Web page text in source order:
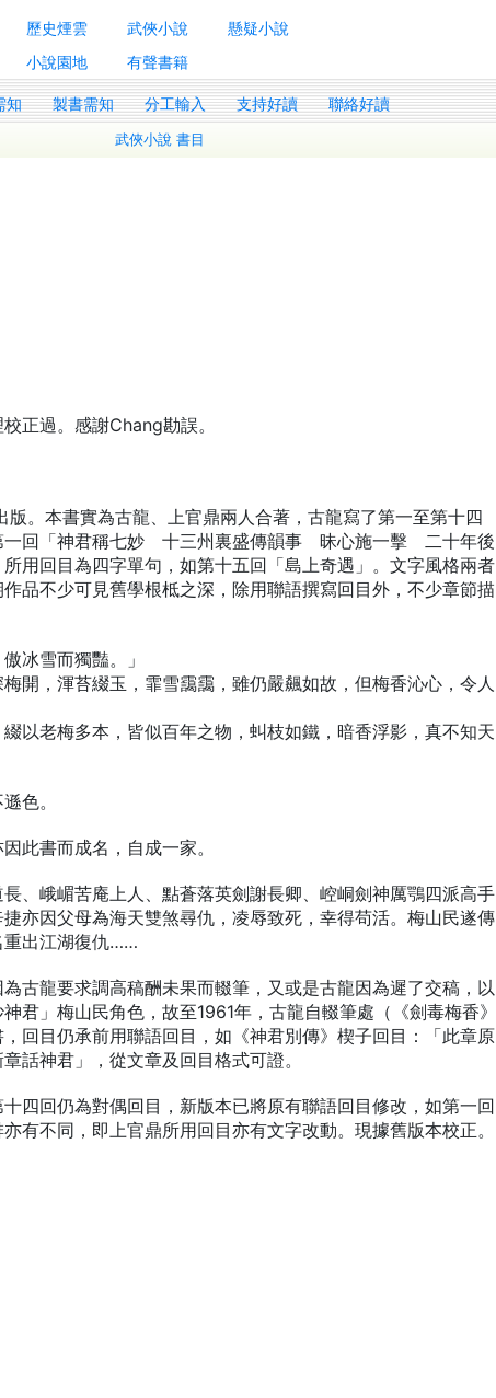
歷史煙雲 武俠小說
懸疑小說
小說園地 有聲書籍
知 製書需知 分工輸入 支持好讀 聯絡好讀
武俠小說 書目
正過。感謝Chang勘誤。
版。本書實為古龍、上官鼎兩人合著，古龍寫了第一至第十四
一回「神君稱七妙 十三州裏盛傳韻事 昧心施一擊 二十年後
用回目為四字單句，如第十五回「島上奇遇」。文字風格兩者
品不少可見舊學根柢之深，除用聯語撰寫回目外，不少章節描
冰雪而獨豔。」
，渾苔綴玉，霏雪靄靄，雖仍嚴飆如故，但梅香沁心，令人
老梅多本，皆似百年之物，虯枝如鐵，暗香浮影，真不知天
色。
此書而成名，自成一家。
、峨嵋苦庵上人、點蒼落英劍謝長卿、崆峒劍神厲鶚四派高手
亦因父母為海天雙煞尋仇，凌辱致死，幸得苟活。梅山民遂傳
重出江湖復仇……
古龍要求調高稿酬未果而輟筆，又或是古龍因為遲了交稿，以
君」梅山民角色，故至1961年，古龍自輟筆處（《劍毒梅香》
回目仍承前用聯語回目，如《神君別傳》楔子回目：「此章原
神君」，從文章及回目格式可證。
四回仍為對偶回目，新版本已將原有聯語回目修改，如第一回
有不同，即上官鼎所用回目亦有文字改動。現據舊版本校正。